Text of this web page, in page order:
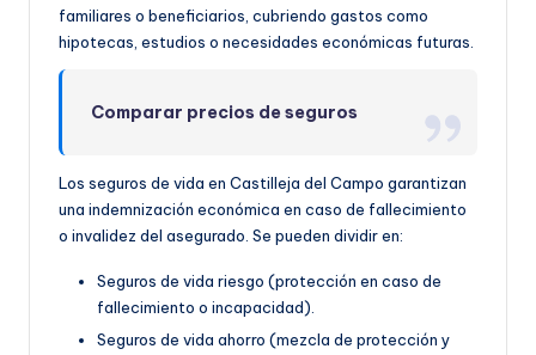
familiares o beneficiarios, cubriendo gastos como
hipotecas, estudios o necesidades económicas futuras.
Comparar precios de seguros
Los seguros de vida en Castilleja del Campo garantizan
una indemnización económica en caso de fallecimiento
o invalidez del asegurado. Se pueden dividir en:
Seguros de vida riesgo (protección en caso de
fallecimiento o incapacidad).
Seguros de vida ahorro (mezcla de protección y